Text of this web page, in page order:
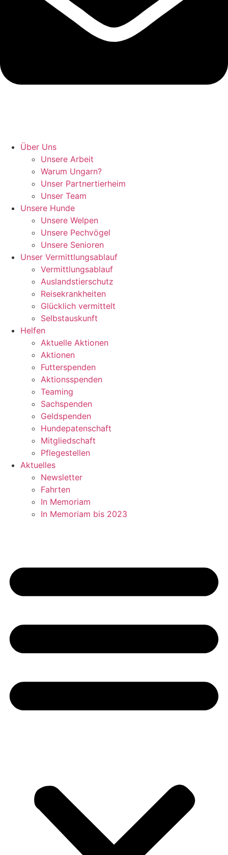
Über Uns
Unsere Arbeit
Warum Ungarn?
Unser Partnertierheim
Unser Team
Unsere Hunde
Unsere Welpen
Unsere Pechvögel
Unsere Senioren
Unser Vermittlungsablauf
Vermittlungsablauf
Auslandstierschutz
Reisekrankheiten
Glücklich vermittelt
Selbstauskunft
Helfen
Aktuelle Aktionen
Aktionen
Futterspenden
Aktionsspenden
Teaming
Sachspenden
Geldspenden
Hundepatenschaft
Mitgliedschaft
Pflegestellen
Aktuelles
Newsletter
Fahrten
In Memoriam
In Memoriam bis 2023